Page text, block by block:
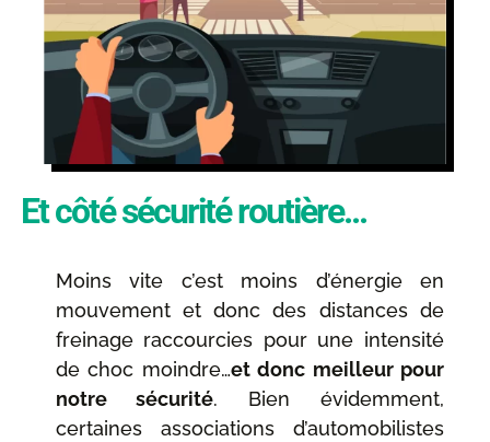
Et côté sécurité routière...
Moins vite c’est moins d’énergie en
mouvement et donc des distances de
freinage raccourcies pour une intensité
de choc moindre…et donc meilleur pour
notre sécurité. Bien évidemment,
certaines associations d’automobilistes